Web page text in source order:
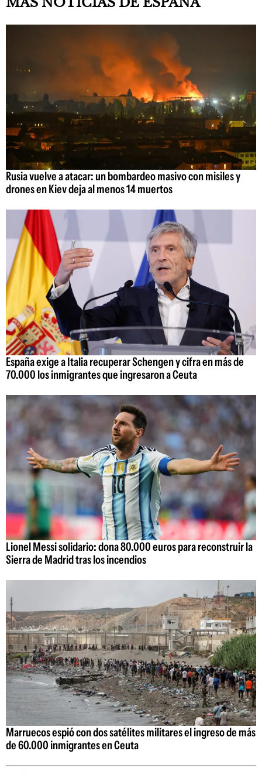
Rusia vuelve a atacar: un bombardeo masivo con misiles y
drones en Kiev deja al menos 14 muertos
España exige a Italia recuperar Schengen y cifra en más de
70.000 los inmigrantes que ingresaron a Ceuta
Lionel Messi solidario: dona 80.000 euros para reconstruir la
Sierra de Madrid tras los incendios
Marruecos espió con dos satélites militares el ingreso de más
de 60.000 inmigrantes en Ceuta